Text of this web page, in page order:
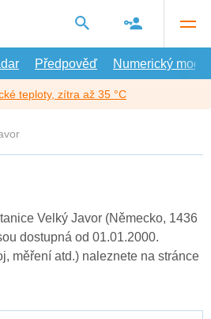
Předpověď Numerický model
teploty, zítra až 35 °C
Velký Javor (Německo, 1436
dostupná od 01.01.2000.
měření atd.) naleznete na stránce